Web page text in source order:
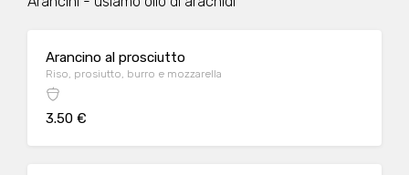
Arancino al prosciutto
Riso, prosiutto, burro e mozzarella
3.50 €